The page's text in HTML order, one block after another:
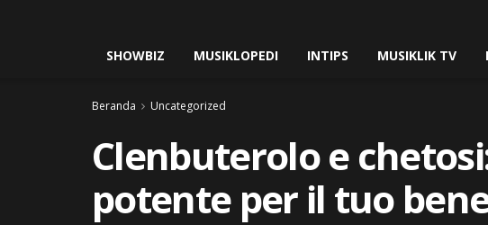
SHOWBIZ MUSIKLOPEDI INTIPS MUSIKLIK TV
Beranda Uncategorized
Clenbuterolo e
potente per il tuo